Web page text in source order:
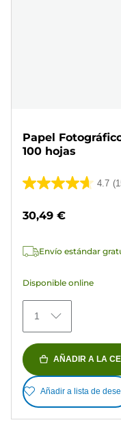
Papel
100 hojas
4.7
4.7
5
152
30,49 €
Envío estándar
Disponible online
1
AÑADIR A LA
Añadir a lista de